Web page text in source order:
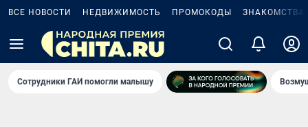
ВСЕ НОВОСТИ НЕДВИЖИМОСТЬ ПРОМОКОДЫ ЗНАКОМСТВА
Сотрудники ГАИ помогли малышу